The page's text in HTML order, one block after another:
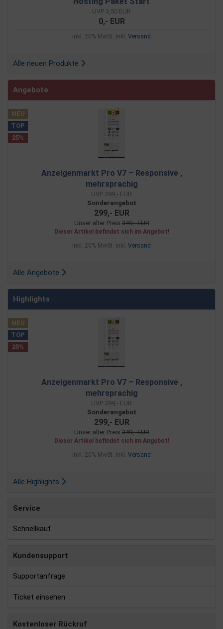
UVP 3,50 EUR
0,- EUR
inkl. 20% MwSt. inkl. Versand
Alle neuen Produkte
Angebote
NEU
TOP
25%
Anzeigenmarkt Pro V7 – Responsive ,
mehrsprachig
UVP 399,- EUR
Sonderangebot
299,- EUR
Unser alter Preis349,- EUR
Dieser Artikel befindet sich im Angebot!
inkl. 20% MwSt. inkl. Versand
Alle Angebote
Highlights
NEU
TOP
25%
Anzeigenmarkt Pro V7 – Responsive ,
mehrsprachig
UVP 399,- EUR
Sonderangebot
299,- EUR
Unser alter Preis349,- EUR
Dieser Artikel befindet sich im Angebot!
inkl. 20% MwSt. inkl. Versand
Alle Highlights
Service
Schnellkauf
Kundensupport
Supportanfrage
Ticket einsehen
Kostenloser Rückruf